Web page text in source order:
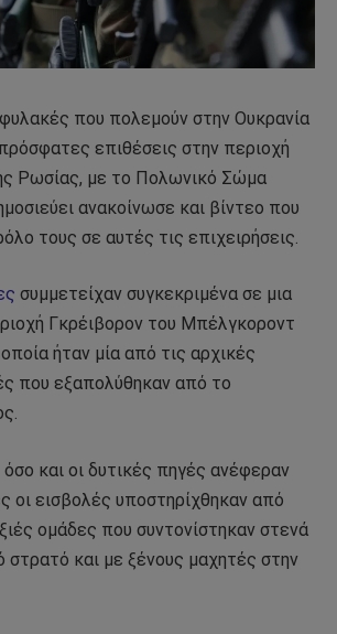
που πολεμούν στην Ουκρανία
επιθέσεις στην περιοχή
Ρωσίας, με το Πολωνικό Σώμα
ανακοίνωσε και βίντεο που
τους σε αυτές τις επιχειρήσεις.
συμμετείχαν συγκεκριμένα σε μια
Γκρέιβορον του Μπέλγκοροντ
ήταν μία από τις αρχικές
που εξαπολύθηκαν από το
και οι δυτικές πηγές ανέφεραν
οι εισβολές υποστηρίχθηκαν από
ομάδες που συντονίστηκαν στενά
στρατό και με ξένους μαχητές στην